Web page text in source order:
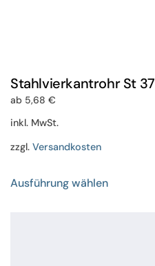
Stahlvierkantrohr St 37
ab 5,68 €
inkl. MwSt.
zzgl. Versandkosten
Ausführung wählenProdukt